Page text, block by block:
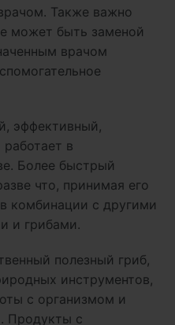
Также важно
может быть заменой
врачом
эффективный,
в
Более быстрый
что, принимая его
комбинации с другими
и грибами.
полезный гриб,
инструментов,
с организмом и
Продукты с